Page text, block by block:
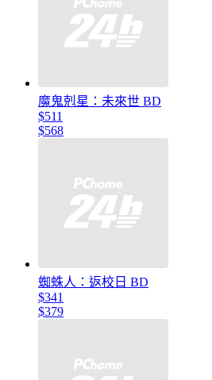
魔鬼剋星：未來世 BD
$511
$568
蜘蛛人：返校日 BD
$341
$379